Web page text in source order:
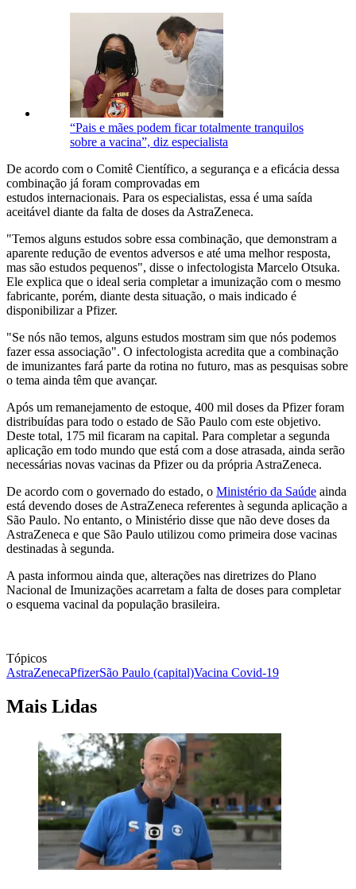
“Pais e mães podem ficar totalmente tranquilos
sobre a vacina”, diz especialista
De acordo com o Comitê Científico, a segurança e a eficácia dessa
combinação já foram comprovadas em
estudos internacionais. Para os especialistas, essa é uma saída
aceitável diante da falta de doses da AstraZeneca.
"Temos alguns estudos sobre essa combinação, que demonstram a
aparente redução de eventos adversos e até uma melhor resposta,
mas são estudos pequenos", disse o infectologista Marcelo Otsuka.
Ele explica que o ideal seria completar a imunização com o mesmo
fabricante, porém, diante desta situação, o mais indicado é
disponibilizar a Pfizer.
"Se nós não temos, alguns estudos mostram sim que nós podemos
fazer essa associação". O infectologista acredita que a combinação
de imunizantes fará parte da rotina no futuro, mas as pesquisas sobre
o tema ainda têm que avançar.
Após um remanejamento de estoque, 400 mil doses da Pfizer foram
distribuídas para todo o estado de São Paulo com este objetivo.
Deste total, 175 mil ficaram na capital. Para completar a segunda
aplicação em todo mundo que está com a dose atrasada, ainda serão
necessárias novas vacinas da Pfizer ou da própria AstraZeneca.
De acordo com o governado do estado, o Ministério da Saúde ainda
está devendo doses de AstraZeneca referentes à segunda aplicação a
São Paulo. No entanto, o Ministério disse que não deve doses da
AstraZeneca e que São Paulo utilizou como primeira dose vacinas
destinadas à segunda.
A pasta informou ainda que, alterações nas diretrizes do Plano
Nacional de Imunizações acarretam a falta de doses para completar
o esquema vacinal da população brasileira.
Tópicos
AstraZenecaPfizerSão Paulo (capital)Vacina Covid-19
Mais Lidas